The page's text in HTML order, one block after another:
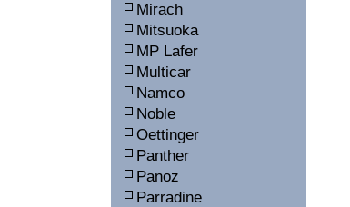
Mirach
Mitsuoka
MP Lafer
Multicar
Namco
Noble
Oettinger
Panther
Panoz
Parradine